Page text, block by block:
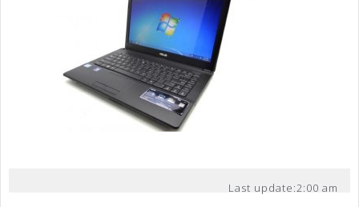
Last update:2:00 am